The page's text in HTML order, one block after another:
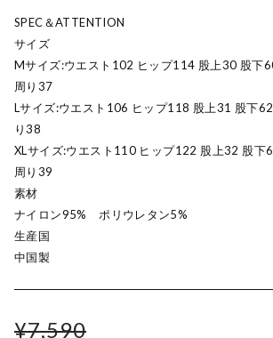
SPEC＆ATTENTION
サイズ
Mサイズ:ウエスト102 ヒップ114 股上30 股下
周り37
Lサイズ:ウエスト106 ヒップ118 股上31 股下
り38
XLサイズ:ウエスト110 ヒップ122 股上32 股下
周り39
素材
ナイロン95% ポリウレタン5%
生産国
中国製
¥7,590